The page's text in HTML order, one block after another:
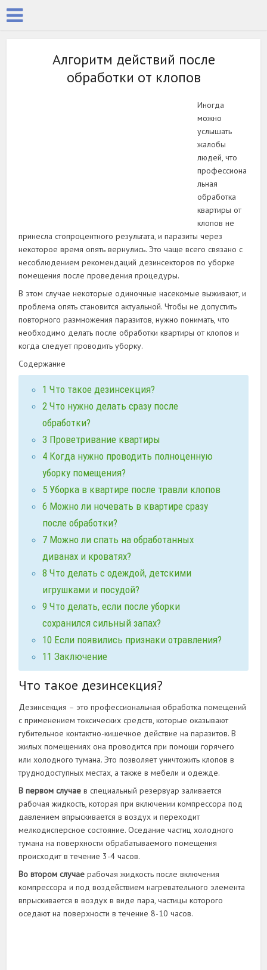
Алгоритм действий после
обработки от клопов
Иногда
можно
услышать
жалобы
людей, что
профессиона
льная
обработка
квартиры от
клопов не
принесла стопроцентного результата, и паразиты через
некоторое время опять вернулись. Это чаще всего связано с
несоблюдением рекомендаций дезинсекторов по уборке
помещения после проведения процедуры.
В этом случае некоторые одиночные насекомые выживают, и
проблема опять становится актуальной. Чтобы не допустить
повторного размножения паразитов, нужно понимать, что
необходимо делать после обработки квартиры от клопов и
когда следует проводить уборку.
Содержание
1 Что такое дезинсекция?
2 Что нужно делать сразу после
обработки?
3 Проветривание квартиры
4 Когда нужно проводить полноценную
уборку помещения?
5 Уборка в квартире после травли клопов
6 Можно ли ночевать в квартире сразу
после обработки?
7 Можно ли спать на обработанных
диванах и кроватях?
8 Что делать с одеждой, детскими
игрушками и посудой?
9 Что делать, если после уборки
сохранился сильный запах?
10 Если появились признаки отравления?
11 Заключение
Что такое дезинсекция?
Дезинсекция – это профессиональная обработка помещений
с применением токсических средств, которые оказывают
губительное контактно-кишечное действие на паразитов. В
жилых помещениях она проводится при помощи горячего
или холодного тумана. Это позволяет уничтожить клопов в
труднодоступных местах, а также в мебели и одежде.
В первом случае в специальный резервуар заливается
рабочая жидкость, которая при включении компрессора под
давлением впрыскивается в воздух и переходит
мелкодисперсное состояние. Оседание частиц холодного
тумана на поверхности обрабатываемого помещения
происходит в течение 3-4 часов.
Во втором случае рабочая жидкость после включения
компрессора и под воздействием нагревательного элемента
впрыскивается в воздух в виде пара, частицы которого
оседают на поверхности в течение 8-10 часов.